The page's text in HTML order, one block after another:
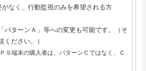
なく、行動監視のみを希望される方
パターンＡ」等への変更も可能です。（そ
ください。）
Ｓ端末の購入者は、パターンＣではなく、Ｃ